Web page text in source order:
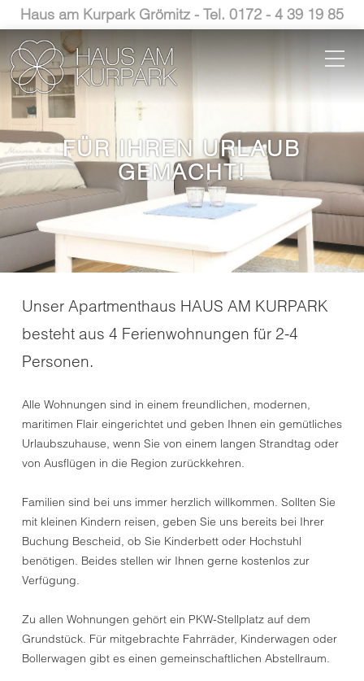
Haus am Kurpark Grömitz - Tel. 0172 - 4 39 19 85
FÜR IHREN URLAUB
GEMACHT!
Unser Apartmenthaus HAUS AM KURPARK
besteht aus 4 Ferienwohnungen für 2-4
Personen.
Alle Wohnungen sind in einem freundlichen, modernen,
maritimen Flair eingerichtet und geben Ihnen ein gemütliches
Urlaubszuhause, wenn Sie von einem langen Strandtag oder
von Ausflügen in die Region zurückkehren.
Familien sind bei uns immer herzlich willkommen. Sollten Sie
mit kleinen Kindern reisen, geben Sie uns bereits bei Ihrer
Buchung Bescheid, ob Sie Kinderbett oder Hochstuhl
benötigen. Beides stellen wir Ihnen gerne kostenlos zur
Verfügung.
Zu allen Wohnungen gehört ein PKW-Stellplatz auf dem
Grundstück. Für mitgebrachte Fahrräder, Kinderwagen oder
Bollerwagen gibt es einen gemeinschaftlichen Abstellraum.